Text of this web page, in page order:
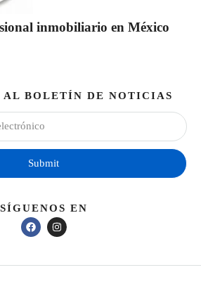
inmobiliario en México
AL BOLETÍN DE NOTICIAS
Submit
SÍGUENOS EN